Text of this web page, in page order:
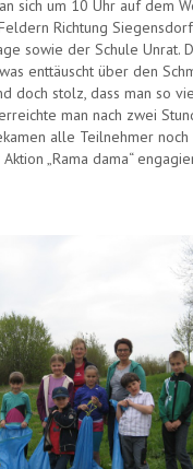
sich um 10 Uhr auf dem
Richtung
sowie der Schule Unrat.
enttäuscht über den
doch stolz, dass man so
man nach zwei
alle Teilnehmer
„Rama dama“